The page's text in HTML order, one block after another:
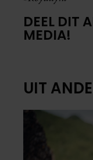
DEEL DIT
MEDIA!
UIT